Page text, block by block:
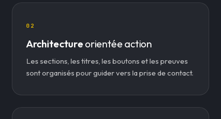
02
Architecture orientée action
Les sections, les titres, les boutons et les preuves
sont organisés pour guider vers la prise de contact.